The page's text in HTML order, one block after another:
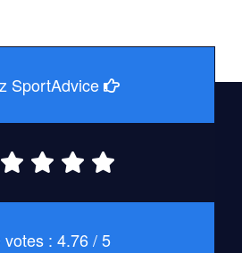
SportAdvice
votes : 4.76 / 5